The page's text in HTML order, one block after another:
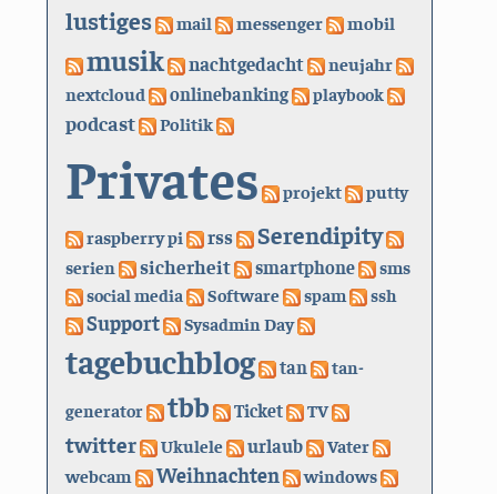
lustiges mail messenger mobil
musik nachtgedacht neujahr
nextcloud onlinebanking playbook
podcast Politik
Privates projekt putty
raspberry pi rss Serendipity
serien sicherheit smartphone
sms
social media
Software spam ssh
Support Sysadmin Day
tagebuchblog tan
tan-
generator
tbb Ticket TV
twitter Ukulele urlaub
Vater
webcam
Weihnachten windows